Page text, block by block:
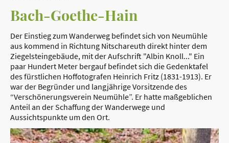
Bach-Goethe-Hain
Der Einstieg zum Wanderweg befindet sich von Neumühle
aus kommend in Richtung Nitschareuth direkt hinter dem
Ziegelsteingebäude, mit der Aufschrift "Albin Knoll..." Ein
paar Hundert Meter bergauf befindet sich die Gedenktafel
des fürstlichen Hoffotografen Heinrich Fritz (1831-1913). Er
war der Begründer und langjährige Vorsitzende des
“Verschönerungsverein Neumühle”. Er hatte maßgeblichen
Anteil an der Schaffung der Wanderwege und
Aussichtspunkte um den Ort.